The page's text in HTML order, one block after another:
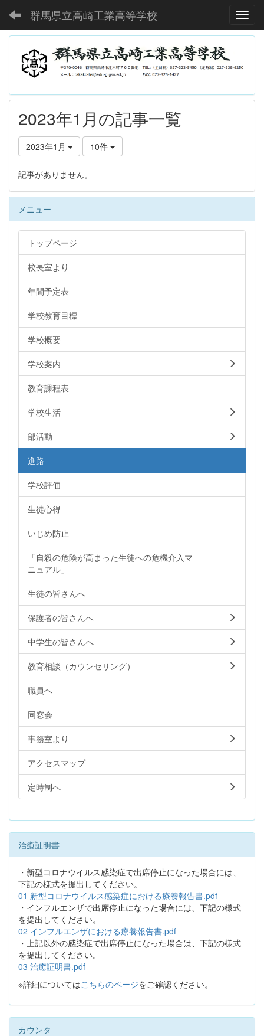
群馬県立高崎工業高等学校
2023年1月の記事一覧
2023年1月 10件
記事がありません。
メニュー
トップページ
校長室より
年間予定表
学校教育目標
学校概要
学校案内
教育課程表
学校生活
部活動
進路
学校評価
生徒心得
いじめ防止
「自殺の危険が高まった生徒への危機介入マ
ニュアル」
生徒の皆さんへ
保護者の皆さんへ
中学生の皆さんへ
教育相談（カウンセリング）
職員へ
同窓会
事務室より
アクセスマップ
定時制へ
治癒証明書
・新型コロナウイルス感染症で出席停止になった場合には、
下記の様式を提出してください。
01 新型コロナウイルス感染症における療養報告書.pdf
・インフルエンザで出席停止になった場合には、下記の様式
を提出してください。
02 インフルエンザにおける療養報告書.pdf
・上記以外の感染症で出席停止になった場合は、下記の様式
を提出してください。
03 治癒証明書.pdf
※詳細についてはこちらのページをご確認ください。
カウンタ